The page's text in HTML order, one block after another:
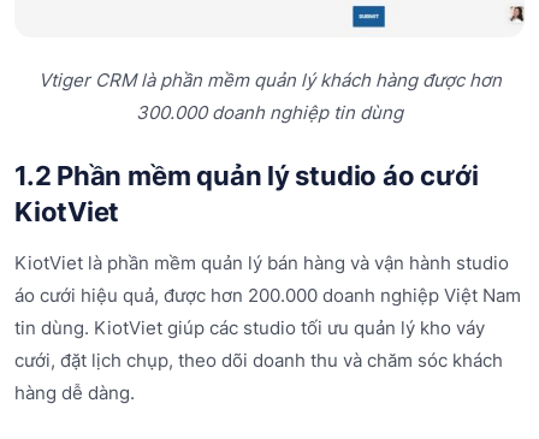
Vtiger CRM là phần mềm quản lý khách hàng được hơn
300.000 doanh nghiệp tin dùng
1.2 Phần mềm quản lý studio áo cưới
KiotViet
KiotViet là phần mềm quản lý bán hàng và vận hành studio
áo cưới hiệu quả, được hơn 200.000 doanh nghiệp Việt Nam
tin dùng. KiotViet giúp các studio tối ưu quản lý kho váy
cưới, đặt lịch chụp, theo dõi doanh thu và chăm sóc khách
hàng dễ dàng.